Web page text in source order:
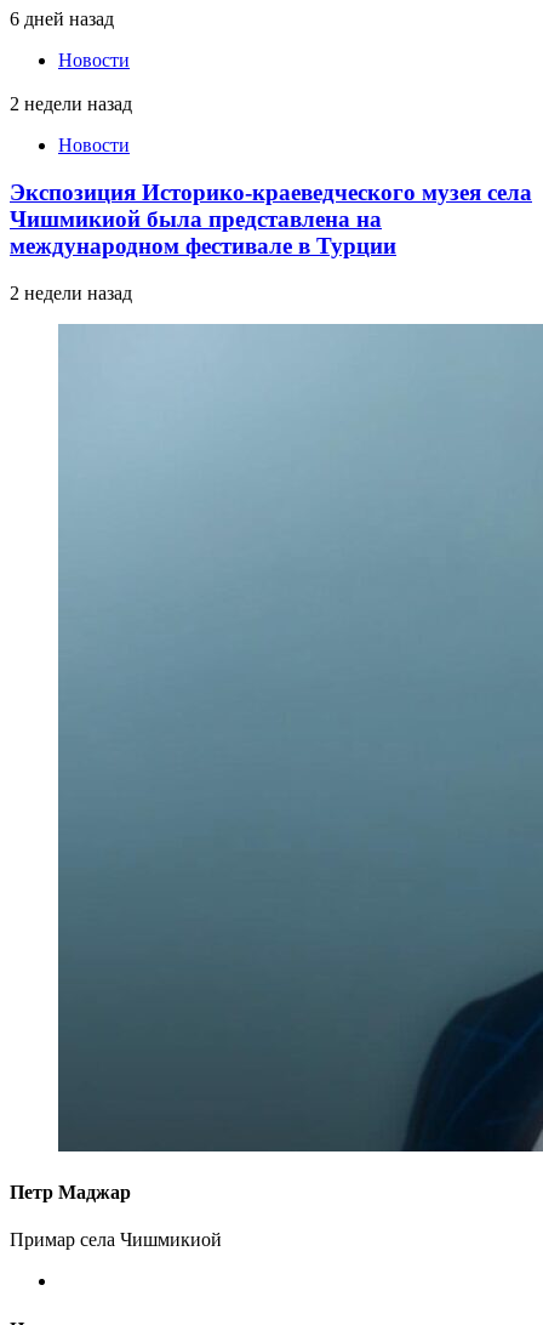
6 дней назад
Новости
2 недели назад
Новости
Экспозиция Историко-краеведческого музея села
Чишмикиой была представлена на
международном фестивале в Турции
2 недели назад
Петр Маджар
Примар села Чишмикиой